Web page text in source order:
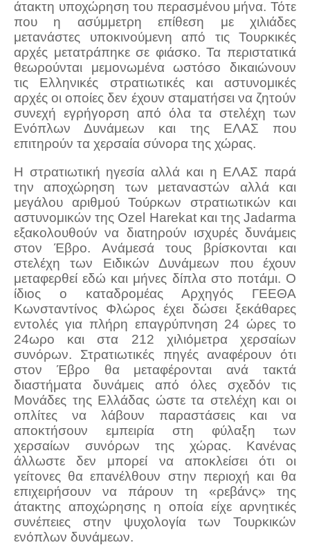
άτακτη υποχώρηση του περασμένου μήνα. Τότε
που η ασύμμετρη επίθεση με χιλιάδες
μετανάστες υποκινούμενη από τις Τουρκικές
αρχές μετατράπηκε σε φιάσκο. Τα περιστατικά
θεωρούνται μεμονωμένα ωστόσο δικαιώνουν
τις Ελληνικές στρατιωτικές και αστυνομικές
αρχές οι οποίες δεν έχουν σταματήσει να ζητούν
συνεχή εγρήγορση από όλα τα στελέχη των
Ενόπλων Δυνάμεων και της ΕΛΑΣ που
επιτηρούν τα χερσαία σύνορα της χώρας.
Η στρατιωτική ηγεσία αλλά και η ΕΛΑΣ παρά
την αποχώρηση των μεταναστών αλλά και
μεγάλου αριθμού Τούρκων στρατιωτικών και
αστυνομικών της Οzel Harekat και της Jadarma
εξακολουθούν να διατηρούν ισχυρές δυνάμεις
στον Έβρο. Ανάμεσά τους βρίσκονται και
στελέχη των Ειδικών Δυνάμεων που έχουν
μεταφερθεί εδώ και μήνες δίπλα στο ποτάμι. Ο
ίδιος ο καταδρομέας Αρχηγός ΓΕΕΘΑ
Κωνσταντίνος Φλώρος έχει δώσει ξεκάθαρες
εντολές για πλήρη επαγρύπνηση 24 ώρες το
24ωρο και στα 212 χιλιόμετρα χερσαίων
συνόρων. Στρατιωτικές πηγές αναφέρουν ότι
στον Έβρο θα μεταφέρονται ανά τακτά
διαστήματα δυνάμεις από όλες σχεδόν τις
Μονάδες της Ελλάδας ώστε τα στελέχη και οι
οπλίτες να λάβουν παραστάσεις και να
αποκτήσουν εμπειρία στη φύλαξη των
χερσαίων συνόρων της χώρας. Κανένας
άλλωστε δεν μπορεί να αποκλείσει ότι οι
γείτονες θα επανέλθουν στην περιοχή και θα
επιχειρήσουν να πάρουν τη «ρεβάνς» της
άτακτης αποχώρησης η οποία είχε αρνητικές
συνέπειες στην ψυχολογία των Τουρκικών
ενόπλων δυνάμεων.